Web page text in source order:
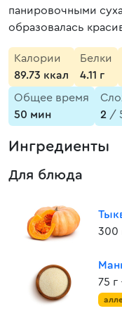
панировочными
образовалась
Калории
89.73 ккал
Белки
4.11 г
Общее время
50 мин
2 /
Ингредиенты
Для блюда
300
75 г